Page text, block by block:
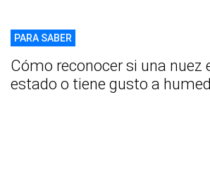
PARA SABER
Cómo reconocer si una nuez
estado o tiene gusto a